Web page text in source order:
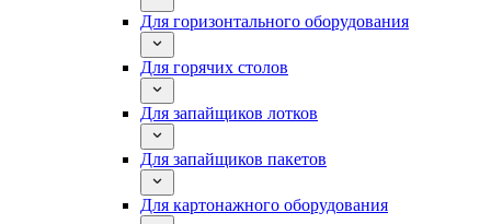
Для горизонтального оборудования
Для горячих столов
Для запайщиков лотков
Для запайщиков пакетов
Для картонажного оборудования